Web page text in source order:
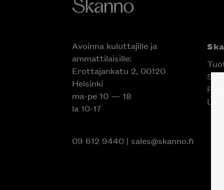
Avoinna kuluttajille ja
ammattilaisille:
Erottajankatu 2, 00120
Helsinki
ma-pe 10 — 18
la 10-17
09 612 9440| sales@skanno.fi